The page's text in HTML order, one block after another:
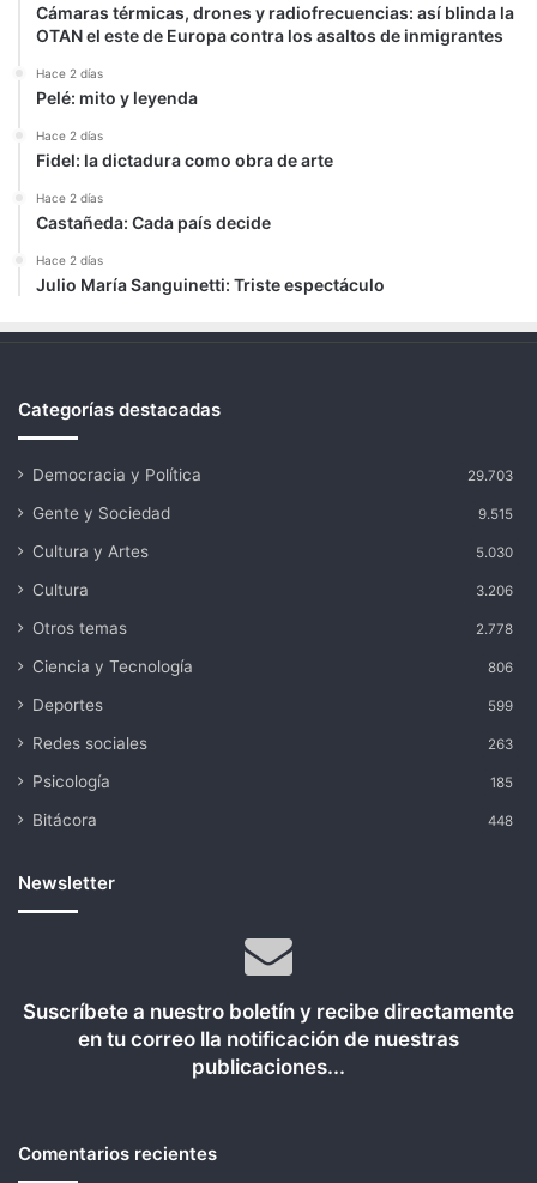
Cámaras térmicas, drones y radiofrecuencias: así blinda la
OTAN el este de Europa contra los asaltos de inmigrantes
Hace 2 días
Pelé: mito y leyenda
Hace 2 días
Fidel: la dictadura como obra de arte
Hace 2 días
Castañeda: Cada país decide
Hace 2 días
Julio María Sanguinetti: Triste espectáculo
Categorías destacadas
Democracia y Política 29.703
Gente y Sociedad 9.515
Cultura y Artes 5.030
Cultura 3.206
Otros temas 2.778
Ciencia y Tecnología 806
Deportes 599
Redes sociales 263
Psicología 185
Bitácora 448
Newsletter
Suscríbete a nuestro boletín y recibe directamente
en tu correo lla notificación de nuestras
publicaciones...
Comentarios recientes